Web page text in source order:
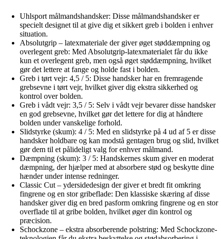
Uhlsport målmandshandsker: Disse målmandshandsker er
specielt designet til at give dig et sikkert greb i bolden i enhver
situation.
Absolutgrip – latexmateriale der giver øget støddæmpning og
overlegent greb: Med Absolutgrip-latexmaterialet får du ikke
kun et overlegent greb, men også øget støddæmpning, hvilket
gør det lettere at fange og holde fast i bolden.
Greb i tørt vejr: 4,5 / 5: Disse handsker har en fremragende
grebsevne i tørt vejr, hvilket giver dig ekstra sikkerhed og
kontrol over bolden.
Greb i vådt vejr: 3,5 / 5: Selv i vådt vejr bevarer disse handsker
en god grebsevne, hvilket gør det lettere for dig at håndtere
bolden under vanskelige forhold.
Slidstyrke (skum): 4 / 5: Med en slidstyrke på 4 ud af 5 er disse
handsker holdbare og kan modstå gentagen brug og slid, hvilket
gør dem til et pålideligt valg for enhver målmand.
Dæmpning (skum): 3 / 5: Handskernes skum giver en moderat
dæmpning, der hjælper med at absorbere stød og beskytte dine
hænder under intense redninger.
Classic Cut – ydersidedesign der giver et bredt fit omkring
fingrene og en stor gribeflade: Den klassiske skæring af disse
handsker giver dig en bred pasform omkring fingrene og en stor
overflade til at gribe bolden, hvilket øger din kontrol og
præcision.
Schockzone – ekstra absorberende polstring: Med Schockzone-